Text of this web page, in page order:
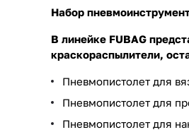
Набор
В линейке FUBAG
краскораспылители,
Пневмопистолет для
Пневмопистолет для
Пневмопистолет для